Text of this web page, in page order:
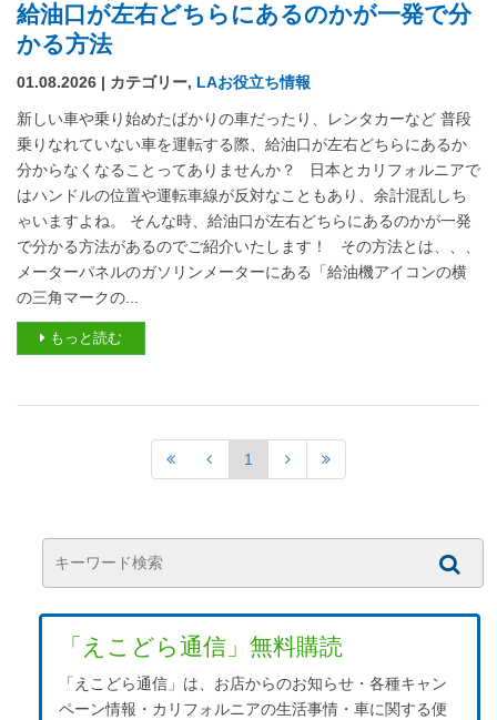
給油口が左右どちらにあるのかが一発で分
かる方法
01.08.2026 | カテゴリー, LAお役立ち情報
新しい車や乗り始めたばかりの車だったり、レンタカーなど 普段
乗りなれていない車を運転する際、給油口が左右どちらにあるか
分からなくなることってありませんか？ 日本とカリフォルニアで
はハンドルの位置や運転車線が反対なこともあり、余計混乱しち
ゃいますよね。 そんな時、給油口が左右どちらにあるのかが一発
で分かる方法があるのでご紹介いたします！ その方法とは、、、
メーターパネルのガソリンメーターにある「給油機アイコンの横
の三角マークの...
もっと読む
1
「えこどら通信」無料購読
「えこどら通信」は、お店からのお知らせ・各種キャン
ペーン情報・カリフォルニアの生活事情・車に関する便